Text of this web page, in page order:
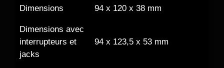
Dimensions 94 x 120 x 38 mm
Dimensions avec
interrupteurs et
jacks
94 x 123,5 x 53 mm